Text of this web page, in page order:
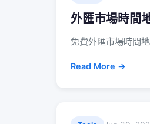
外匯市場時間
免費外匯市場時間
Read More →